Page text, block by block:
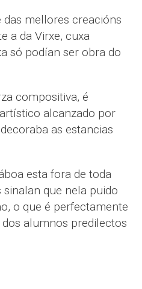
mellores creacións
a da Virxe, cuxa
só podían ser obra do
compositiva, é
alcanzado por
as estancias
esta fora de toda
que nela puido
o que é perfectamente
alumnos predilectos